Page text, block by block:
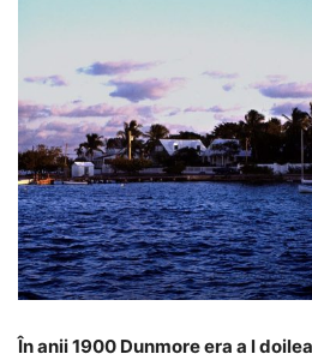
În anii 1900 Dunmore era a l